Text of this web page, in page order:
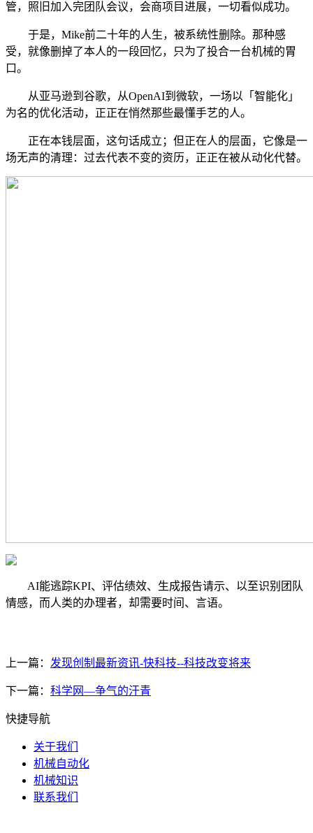
管，照旧加入完团队会议，会商项目进展，一切看似成功。
于是，Mike前二十年的人生，被系统性删除。那种感
受，就像删掉了本人的一段回忆，只为了投合一台机械的胃
口。
从亚马逊到谷歌，从OpenAI到微软，一场以「智能化」
为名的优化活动，正正在悄然那些最懂手艺的人。
正在本钱层面，这句话成立；但正在人的层面，它像是一
场无声的清理：过去代表不变的资历，正正在被从动化代替。
AI能逃踪KPI、评估绩效、生成报告请示、以至识别团队
情感，而人类的办理者，却需要时间、言语。
上一篇： 发现创制最新资讯-快科技--科技改变将来
下一篇： 科学网—争气的汗青
快捷导航
关于我们
机械自动化
机械知识
联系我们